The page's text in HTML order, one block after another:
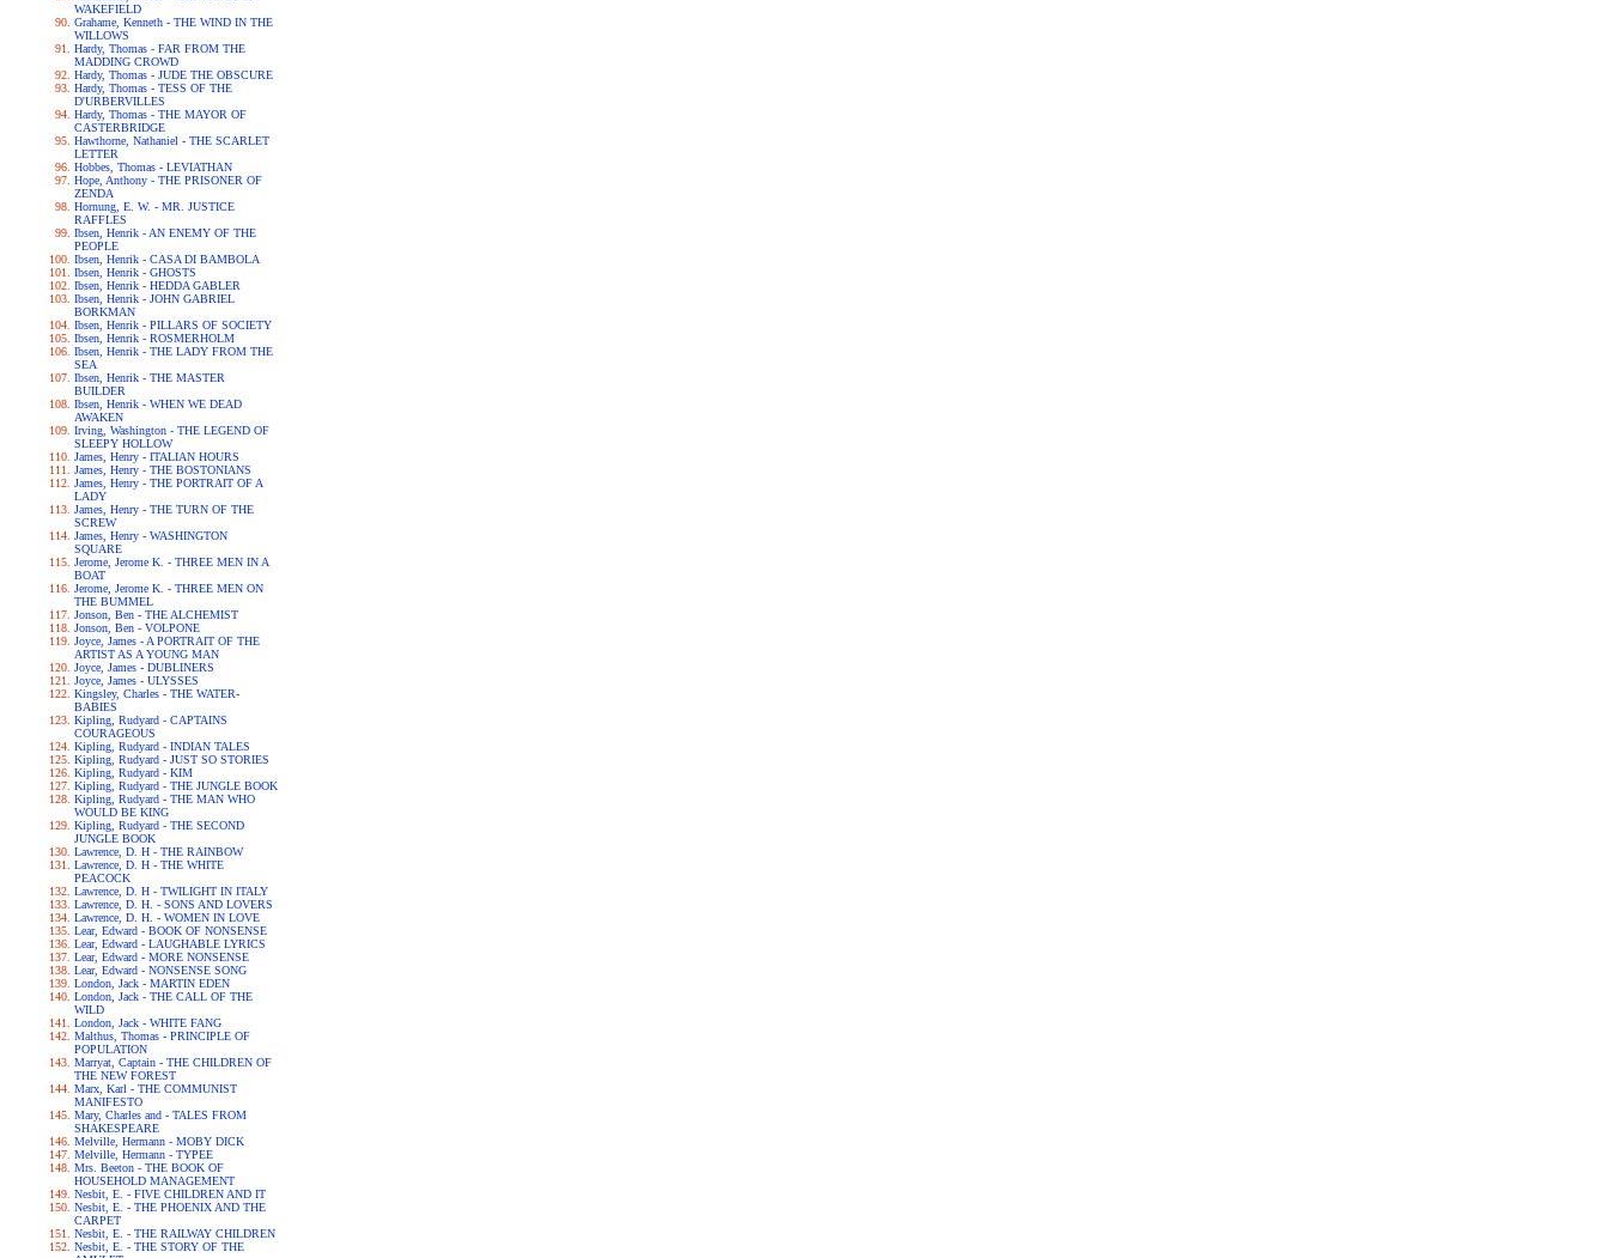
WAKEFIELD
Grahame, Kenneth - THE WIND IN THE
WILLOWS
Hardy, Thomas - FAR FROM THE
MADDING CROWD
Hardy, Thomas - JUDE THE OBSCURE
Hardy, Thomas - TESS OF THE
D'URBERVILLES
Hardy, Thomas - THE MAYOR OF
CASTERBRIDGE
Hawthorne, Nathaniel - THE SCARLET
LETTER
Hobbes, Thomas - LEVIATHAN
Hope, Anthony - THE PRISONER OF
ZENDA
Hornung, E. W. - MR. JUSTICE
RAFFLES
Ibsen, Henrik - AN ENEMY OF THE
PEOPLE
Ibsen, Henrik - CASA DI BAMBOLA
Ibsen, Henrik - GHOSTS
Ibsen, Henrik - HEDDA GABLER
Ibsen, Henrik - JOHN GABRIEL
BORKMAN
Ibsen, Henrik - PILLARS OF SOCIETY
Ibsen, Henrik - ROSMERHOLM
Ibsen, Henrik - THE LADY FROM THE
SEA
Ibsen, Henrik - THE MASTER
BUILDER
Ibsen, Henrik - WHEN WE DEAD
AWAKEN
Irving, Washington - THE LEGEND OF
SLEEPY HOLLOW
James, Henry - ITALIAN HOURS
James, Henry - THE BOSTONIANS
James, Henry - THE PORTRAIT OF A
LADY
James, Henry - THE TURN OF THE
SCREW
James, Henry - WASHINGTON
SQUARE
Jerome, Jerome K. - THREE MEN IN A
BOAT
Jerome, Jerome K. - THREE MEN ON
THE BUMMEL
Jonson, Ben - THE ALCHEMIST
Jonson, Ben - VOLPONE
Joyce, James - A PORTRAIT OF THE
ARTIST AS A YOUNG MAN
Joyce, James - DUBLINERS
Joyce, James - ULYSSES
Kingsley, Charles - THE WATER-
BABIES
Kipling, Rudyard - CAPTAINS
COURAGEOUS
Kipling, Rudyard - INDIAN TALES
Kipling, Rudyard - JUST SO STORIES
Kipling, Rudyard - KIM
Kipling, Rudyard - THE JUNGLE BOOK
Kipling, Rudyard - THE MAN WHO
WOULD BE KING
Kipling, Rudyard - THE SECOND
JUNGLE BOOK
Lawrence, D. H - THE RAINBOW
Lawrence, D. H - THE WHITE
PEACOCK
Lawrence, D. H - TWILIGHT IN ITALY
Lawrence, D. H. - SONS AND LOVERS
Lawrence, D. H. - WOMEN IN LOVE
Lear, Edward - BOOK OF NONSENSE
Lear, Edward - LAUGHABLE LYRICS
Lear, Edward - MORE NONSENSE
Lear, Edward - NONSENSE SONG
London, Jack - MARTIN EDEN
London, Jack - THE CALL OF THE
WILD
London, Jack - WHITE FANG
Malthus, Thomas - PRINCIPLE OF
POPULATION
Marryat, Captain - THE CHILDREN OF
THE NEW FOREST
Marx, Karl - THE COMMUNIST
MANIFESTO
Mary, Charles and - TALES FROM
SHAKESPEARE
Melville, Hermann - MOBY DICK
Melville, Hermann - TYPEE
Mrs. Beeton - THE BOOK OF
HOUSEHOLD MANAGEMENT
Nesbit, E. - FIVE CHILDREN AND IT
Nesbit, E. - THE PHOENIX AND THE
CARPET
Nesbit, E. - THE RAILWAY CHILDREN
Nesbit, E. - THE STORY OF THE